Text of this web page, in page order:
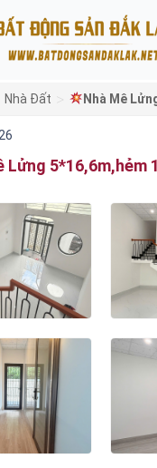
Nhà Đất Nhà Mê
Lửng 5*16,6m,hẻm